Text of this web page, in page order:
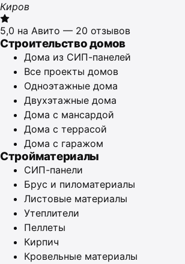
Киров
5,0 на Авито — 20 отзывов
Строительство домов
Дома из СИП-панелей
Все проекты домов
Одноэтажные дома
Двухэтажные дома
Дома с мансардой
Дома с террасой
Дома с гаражом
Стройматериалы
СИП-панели
Брус и пиломатериалы
Листовые материалы
Утеплители
Пеллеты
Кирпич
Кровельные материалы